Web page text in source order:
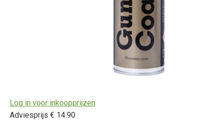
Log in voor inkoopprijzen
Adviesprijs € 14.90